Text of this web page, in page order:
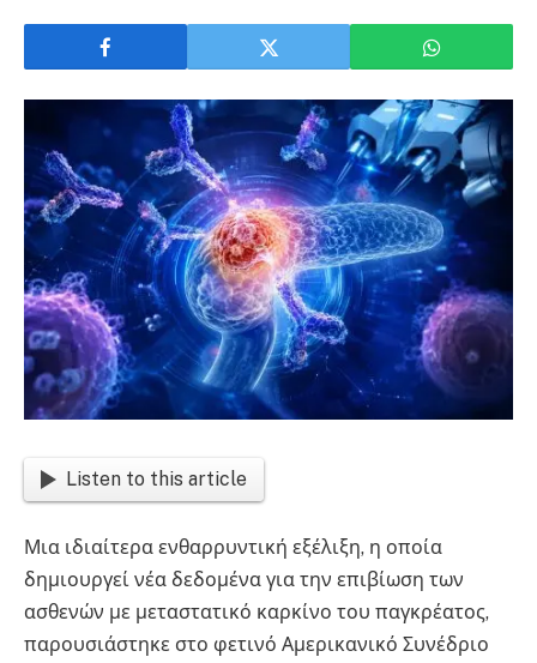
Listen to this article
Μια ιδιαίτερα ενθαρρυντική εξέλιξη, η οποία
δημιουργεί νέα δεδομένα για την επιβίωση των
ασθενών με μεταστατικό καρκίνο του παγκρέατος,
παρουσιάστηκε στο φετινό Αμερικανικό Συνέδριο